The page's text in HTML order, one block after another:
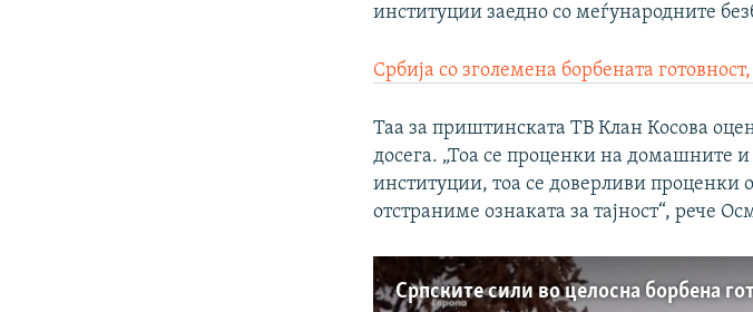
институции заедно со меѓународните
Србија со зголемена борбената
Таа за приштинската ТВ Клан Косова
досега. „Тоа се проценки на домашните
институции, тоа се доверливи проценки
отстраниме ознаката за тајност“, рече
Српските сили во целосна борбена